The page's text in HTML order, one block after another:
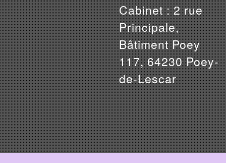
Cabinet : 2 rue
Principale,
Bâtiment Poey
117, 64230 Poey-
de-Lescar